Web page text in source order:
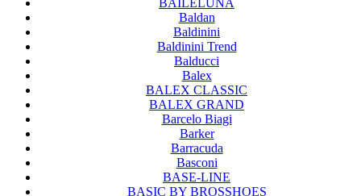
Baldan
Baldinini
Baldinini Trend
Balducci
Balex
BALEX CLASSIC
BALEX GRAND
Barcelo Biagi
Barker
Barracuda
Basconi
BASE-LINE
BASIC BY BROSSHOES